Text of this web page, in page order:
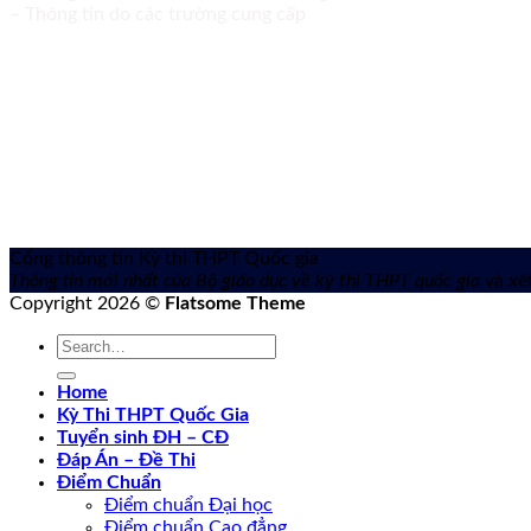
Cổng thông tin Kỳ thi THPT Quốc gia
Thông tin mới nhất của Bộ giáo dục về kỳ thi THPT quốc gia và
Copyright 2026 © Flatsome Theme
Home
Kỳ Thi THPT Quốc Gia
Tuyển sinh ĐH – CĐ
Đáp Án – Đề Thi
Điểm Chuẩn
Điểm chuẩn Đại học